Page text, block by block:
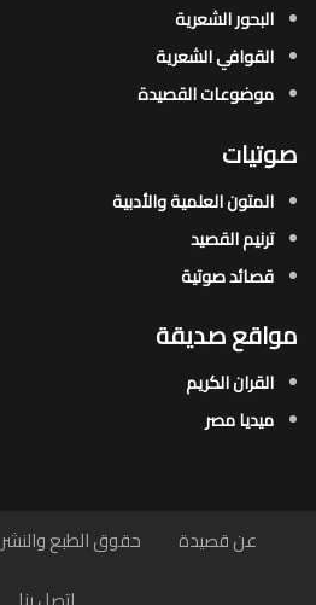
البحور الشعرية​
القوافي الشعرية​
موضوعات القصيدة​
صوتيات
المتون العلمية والأدبية
ترنيم القصيد
قصائد صوتية
مواقع صديقة
القران الكريم
ميديا مصر
عن قصيدة حقوق الطبع والنشر